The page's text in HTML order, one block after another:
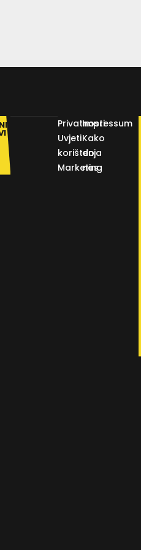
Privatnosti
Uvjeti
korištenja
Marketing
Impressum
Kako
do
nas